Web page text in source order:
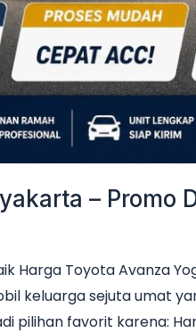
– Promo
Harga Toyota Avanza
keluarga sejuta umat
pilihan favorit karena: